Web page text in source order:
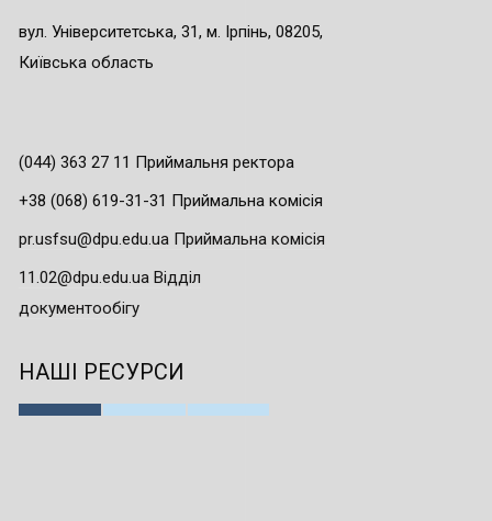
вул. Університетська, 31, м. Ірпінь, 08205,
Київська область
(044) 363 27 11 Приймальня ректора
+38 (068) 619-31-31 Приймальна комісія
pr.usfsu@dpu.edu.ua Приймальна комісія
11.02@dpu.edu.ua Відділ
документообігу
НАШІ РЕСУРСИ